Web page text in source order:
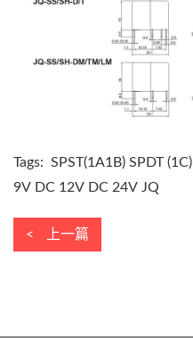
Tags: SPST(1A1B) SPDT (1C)
9V DC 12V DC 24V JQ
上一篇